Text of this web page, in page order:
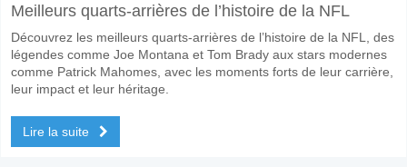
Meilleurs quarts-arrières de l’histoire de la NFL
Découvrez les meilleurs quarts-arrières de l’histoire de la NFL, des
légendes comme Joe Montana et Tom Brady aux stars modernes
comme Patrick Mahomes, avec les moments forts de leur carrière,
leur impact et leur héritage.
Lire la suite